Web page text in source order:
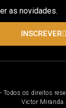
as novidades.
INSCREVER
os direitos
Victor Miranda.